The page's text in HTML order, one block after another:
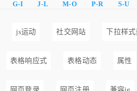
G-I J-L M-O P-R S-U
js运动 社交网站 下拉样
表格响应式 表格动态 属性